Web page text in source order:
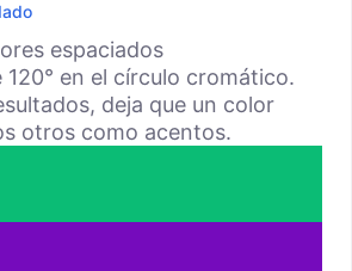
espaciados
en el círculo cromático.
deja que un color
otros como acentos.